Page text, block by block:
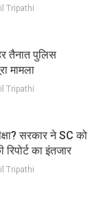
Tripathi
तैनात पुलिस
मामला
Tripathi
सरकार ने SC को
का इंतजार
Tripathi